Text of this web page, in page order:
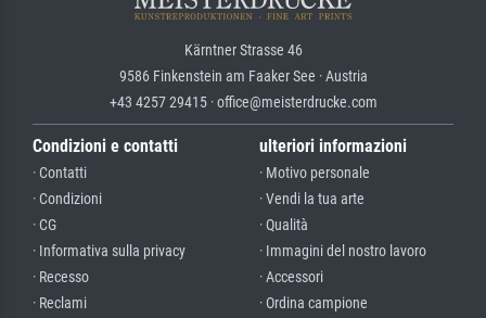
Kärntner Strasse 46
9586 Finkenstein am Faaker See · Austria
+43 4257 29415 · office@meisterdrucke.com
Condizioni e contatti
· Contatti
· Condizioni
· CG
· Informativa sulla privacy
· Recesso
· Reclami
ulteriori informazioni
· Motivo personale
· Vendi la tua arte
· Qualità
· Immagini del nostro lavoro
· Accessori
· Ordina campione